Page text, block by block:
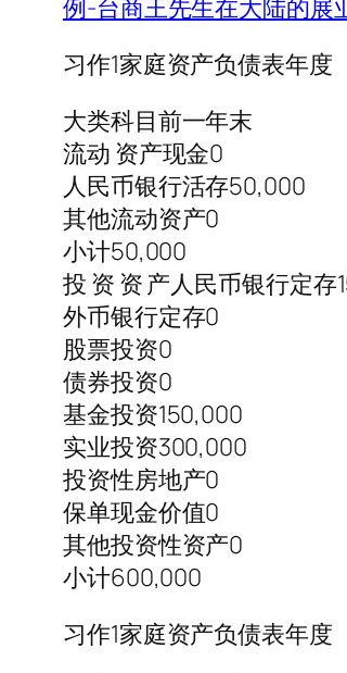
例-台商王先生在大陆的展
习作1家庭资产负债表年度
大类科目前一年末
流动 资产现金0
人民币银行活存50,000
其他流动资产0
小计50,000
投 资 资 产人民币银行定存
外币银行定存0
股票投资0
债券投资0
基金投资150,000
实业投资300,000
投资性房地产0
保单现金价值0
其他投资性资产0
小计600,000
习作1家庭资产负债表年度